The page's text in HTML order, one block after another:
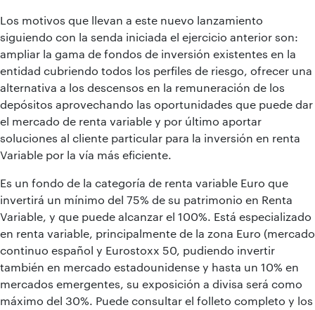
Los motivos que llevan a este nuevo lanzamiento
siguiendo con la senda iniciada el ejercicio anterior son:
ampliar la gama de fondos de inversión existentes en la
entidad cubriendo todos los perfiles de riesgo, ofrecer una
alternativa a los descensos en la remuneración de los
depósitos aprovechando las oportunidades que puede dar
el mercado de renta variable y por último aportar
soluciones al cliente particular para la inversión en renta
Variable por la vía más eficiente.
Es un fondo de la categoría de renta variable Euro que
invertirá un mínimo del 75% de su patrimonio en Renta
Variable, y que puede alcanzar el 100%. Está especializado
en renta variable, principalmente de la zona Euro (mercado
continuo español y Eurostoxx 50, pudiendo invertir
también en mercado estadounidense y hasta un 10% en
mercados emergentes, su exposición a divisa será como
máximo del 30%. Puede consultar el folleto completo y los